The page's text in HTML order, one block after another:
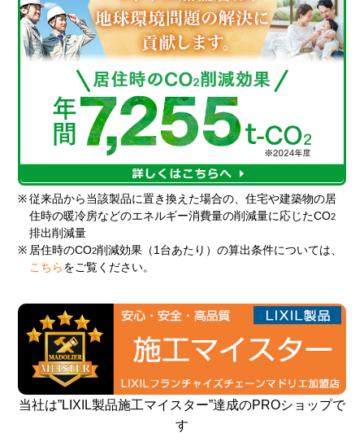
※ 従来品から当該製品に置き換えた場合の、住宅や建築物の居
住時の暖冷房などのエネルギー消費量の削減量に応じたCO2
排出削減量
※ 居住時のCO2削減効果（1台あたり）の算出条件については、
こちら をご覧ください。
当社は”LIXIL製品施工マイスター”達成のPROショップで
す